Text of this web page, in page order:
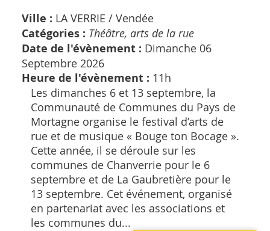
Ville : LA VERRIE / Vendée
Catégories : Théâtre, arts de la rue
Date de l'évènement : Dimanche 06
Septembre 2026
Heure de l'évènement : 11h
Les dimanches 6 et 13 septembre, la
Communauté de Communes du Pays de
Mortagne organise le festival d’arts de
rue et de musique « Bouge ton Bocage ».
Cette année, il se déroule sur les
communes de Chanverrie pour le 6
septembre et de La Gaubretière pour le
13 septembre. Cet événement, organisé
en partenariat avec les associations et
les communes du...